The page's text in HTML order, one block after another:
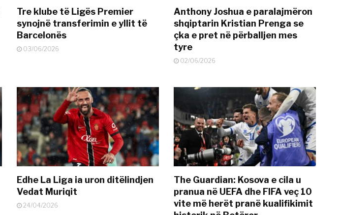
Tre klube të Ligës Premier
synojnë transferimin e yllit të
Barcelonës
03/06/2026
Anthony Joshua e paralajmëron
shqiptarin Kristian Prenga se
çka e pret në përballjen mes
tyre
02/06/2026
Edhe La Liga ia uron ditëlindjen
Vedat Muriqit
24/04/2026
The Guardian: Kosova e cila u
pranua në UEFA dhe FIFA veç 10
vite më herët pranë kualifikimit